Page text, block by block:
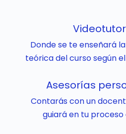
Donde se te enseñará
teórica del curso según
Asesorías
Contarás con un
guiará en tu